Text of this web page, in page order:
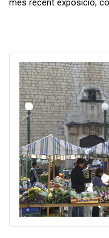
més recent exposició,